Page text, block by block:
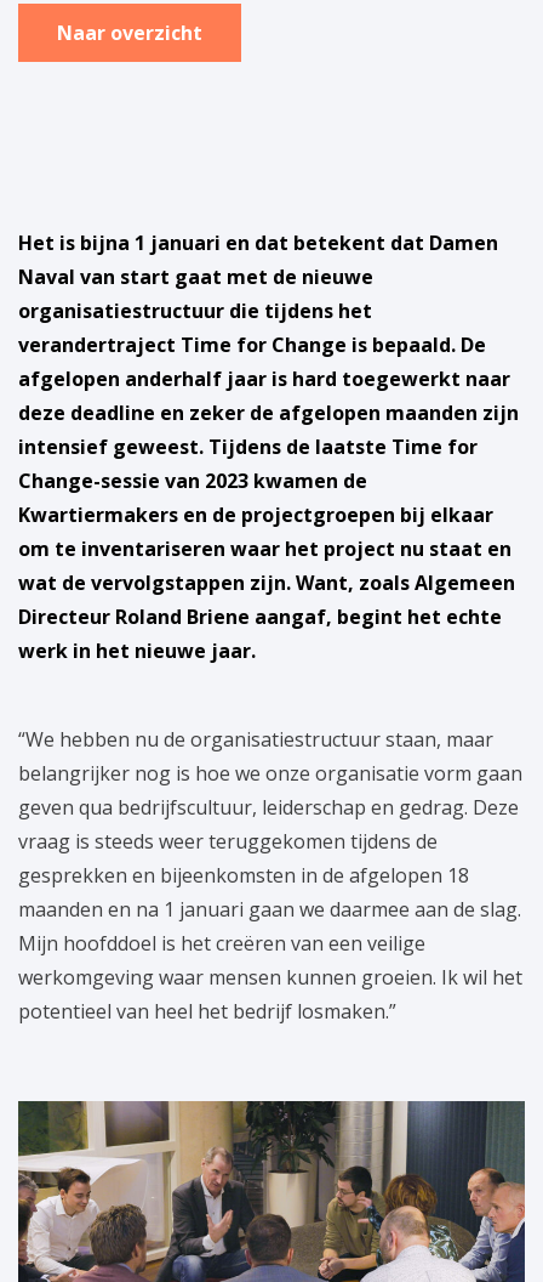
Naar overzicht
Het is bijna 1 januari en dat betekent dat Damen
Naval van start gaat met de nieuwe
organisatiestructuur die tijdens het
verandertraject Time for Change is bepaald. De
afgelopen anderhalf jaar is hard toegewerkt naar
deze deadline en zeker de afgelopen maanden zijn
intensief geweest. Tijdens de laatste Time for
Change-sessie van 2023 kwamen de
Kwartiermakers en de projectgroepen bij elkaar
om te inventariseren waar het project nu staat en
wat de vervolgstappen zijn. Want, zoals Algemeen
Directeur Roland Briene aangaf, begint het echte
werk in het nieuwe jaar.
“We hebben nu de organisatiestructuur staan, maar
belangrijker nog is hoe we onze organisatie vorm gaan
geven qua bedrijfscultuur, leiderschap en gedrag. Deze
vraag is steeds weer teruggekomen tijdens de
gesprekken en bijeenkomsten in de afgelopen 18
maanden en na 1 januari gaan we daarmee aan de slag.
Mijn hoofddoel is het creëren van een veilige
werkomgeving waar mensen kunnen groeien. Ik wil het
potentieel van heel het bedrijf losmaken.”